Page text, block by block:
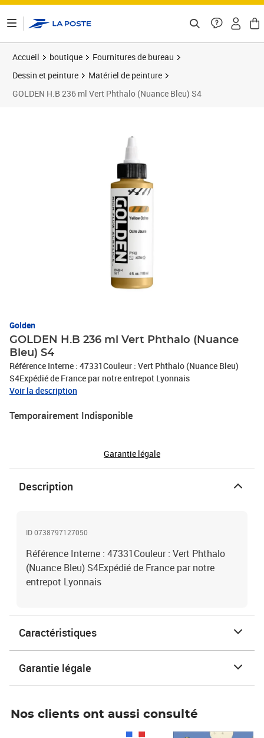
Accueil boutique
Fournitures de bureau
Dessin et peinture
Matériel de peinture
GOLDEN H.B 236 ml Vert Phthalo (Nuance Bleu) S4
Golden
GOLDEN H.B 236 ml Vert Phthalo (Nuance
Bleu) S4
Référence Interne : 47331Couleur : Vert Phthalo (Nuance Bleu)
S4Expédié de France par notre entrepot Lyonnais
Voir la description
Temporairement Indisponible
Garantie légale
Description
ID 0738797127050
Référence Interne : 47331Couleur : Vert Phthalo
(Nuance Bleu) S4Expédié de France par notre
entrepot Lyonnais
Caractéristiques
Garantie légale
Nos clients ont aussi consulté